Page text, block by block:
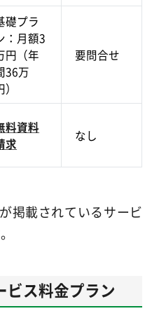
礎プラ
：月額3
円（年
36万
要問合せ
料資料
求
なし
掲載されているサービ
ビス料金プラン